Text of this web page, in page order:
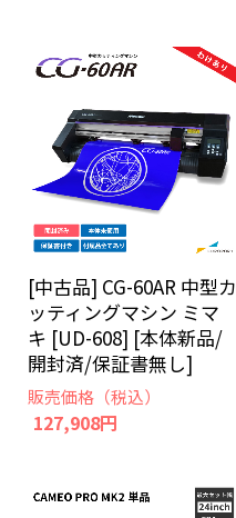
[中古品] CG-60AR 中型カ
ッティングマシン ミマ
キ [UD-608] [本体新品/
開封済/保証書無し]
販売価格（税込）
127,908円